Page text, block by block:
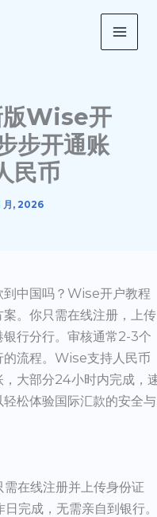
版Wise开
步开通账
民币
月, 2026
中国吗？Wise开户教程
。你只需在线注册，上传
行分行。审核通常2-3个
流程。Wise支持人民币
大部分24小时内完成，
松体验国际汇款的安全与
在线注册并上传身份证
完成，无需亲自到银行